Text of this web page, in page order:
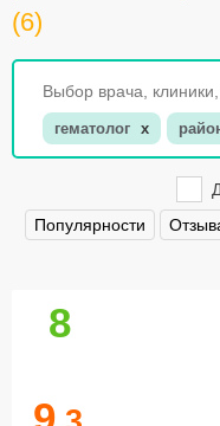
(6)
гематолог x
Популярности
8